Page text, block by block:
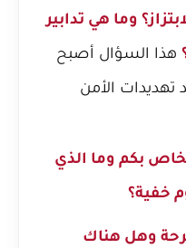
وما هي تدابير
هذا السؤال أصبح
تهديدات الأمن
بكم وما الذي
خفية؟
وهل هناك